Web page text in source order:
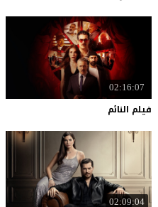
02:16:07
فيلم النائم
02:09:04